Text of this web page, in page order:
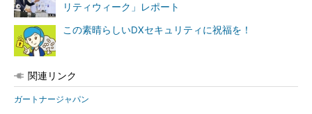
リティウィーク」レポート
この素晴らしいDXセキュリティに祝福を！
関連リンク
ガートナージャパン